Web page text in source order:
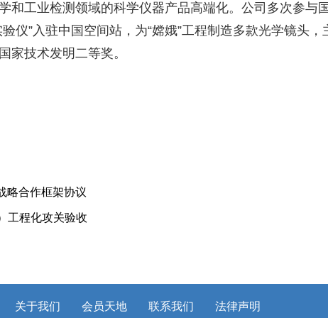
和工业检测领域的科学仪器产品高端化。公司多次参与
仪”入驻中国空间站，为“嫦娥”工程制造多款光学镜头，
家技术发明二等奖。
略合作框架协议
工程化攻关验收
关于我们 会员天地 联系我们 法律声明